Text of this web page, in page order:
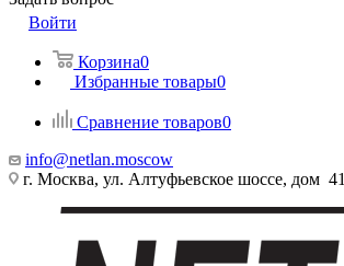
Войти
Корзина0
Избранные товары0
Сравнение товаров0
info@netlan.moscow
г. Москва, ул. Алтуфьевское шоссе, дом 41